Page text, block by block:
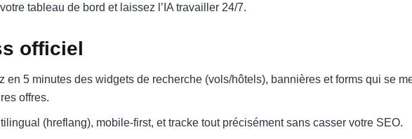
tableau de bord et laissez l’IA travailler 24/7.
officiel
en 5 minutes des widgets de recherche (vols/hôtels), bannières et forms qui se
offres.
(hreflang), mobile-first, et tracke tout précisément sans casser votre SEO.